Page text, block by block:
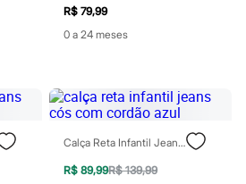
R$ 79,99
0 a 24 meses
Calça Reta Infantil Jeans Cós Com Cordão Azul
R$ 89,99R$ 139,99